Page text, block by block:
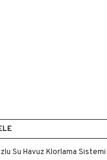
Su Havuz Klorlama Sistemi